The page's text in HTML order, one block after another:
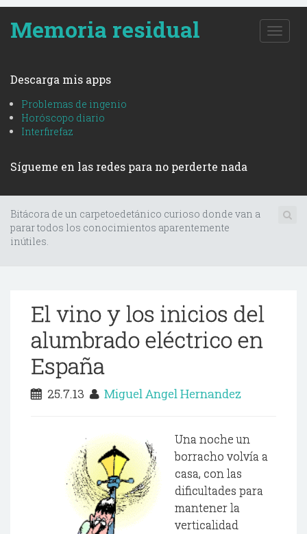
Memoria residual
T
o
t
Descarga mis apps
Problemas de ingenio
Horóscopo diario
Interfirefaz
Sígueme en las redes para no perderte nada
Bitácora de un carpetoedetánico curioso donde van a
parar todos los conocimientos aparentemente
inútiles.
El vino y los inicios del
alumbrado eléctrico en
España
25.7.13 Miguel Angel Hernandez
Una noche un
borracho volvía a
casa, con las
dificultades para
mantener la
verticalidad